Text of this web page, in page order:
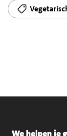
We helpen je